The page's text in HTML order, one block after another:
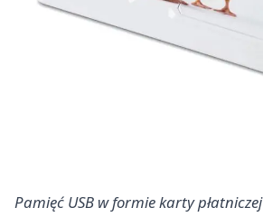
Pamięć USB w formie karty płatniczej